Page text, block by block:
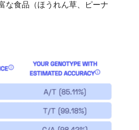
な食品（ほうれん草、ピーナ